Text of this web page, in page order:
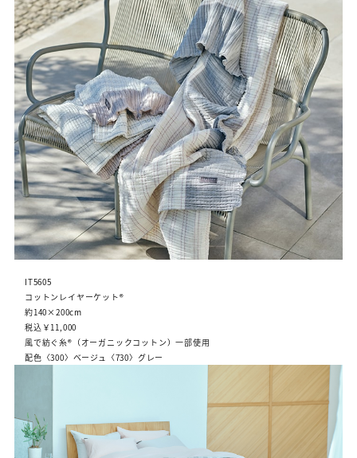
IT5605
コットンレイヤーケット®
約140×200cm
税込￥11,000
風で紡ぐ糸®（オーガニックコットン）一部使用
配色〈300〉ベージュ〈730〉グレー